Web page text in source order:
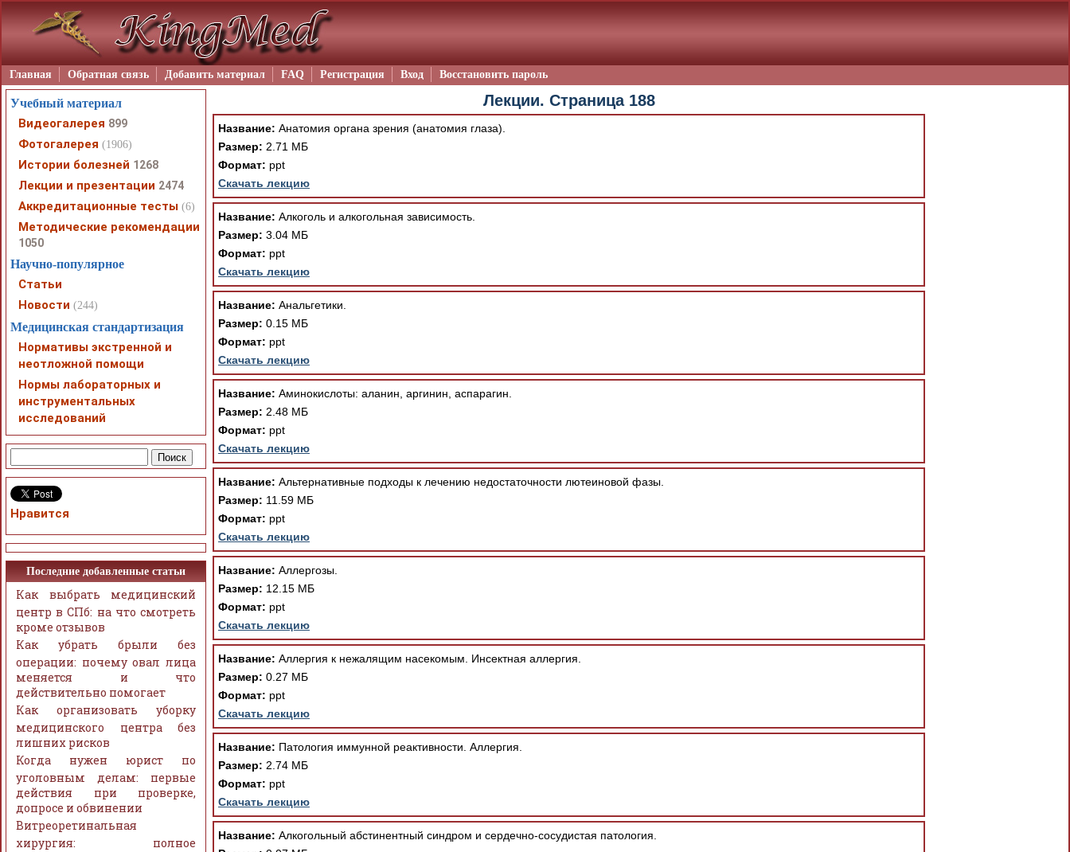
Главная Обратная связь Добавить материал FAQ Регистрация Вход Восстановить пароль
Лекции. Страница 188
Название: Анатомия органа зрения (анатомия глаза).
Размер: 2.71 МБ
Формат: ppt
Скачать лекцию
Название: Алкоголь и алкогольная зависимость.
Размер: 3.04 МБ
Формат: ppt
Скачать лекцию
Название: Анальгетики.
Размер: 0.15 МБ
Формат: ppt
Скачать лекцию
Название: Аминокислоты: аланин, аргинин, аспарагин.
Размер: 2.48 МБ
Формат: ppt
Скачать лекцию
Название: Альтернативные подходы к лечению недостаточности лютеиновой фазы.
Размер: 11.59 МБ
Формат: ppt
Скачать лекцию
Название: Аллергозы.
Размер: 12.15 МБ
Формат: ppt
Скачать лекцию
Название: Аллергия к нежалящим насекомым. Инсектная аллергия.
Размер: 0.27 МБ
Формат: ppt
Скачать лекцию
Название: Патология иммунной реактивности. Аллергия.
Размер: 2.74 МБ
Формат: ppt
Скачать лекцию
Название: Алкогольный абстинентный синдром и сердечно-сосудистая патология.
Учебный материал
Видеогалерея 899
Фотогалерея (1906)
Истории болезней 1268
Лекции и презентации 2474
Аккредитационные тесты (6)
Методические рекомендации
1050
Научно-популярное
Статьи
Новости (244)
Медицинская стандартизация
Нормативы экстренной и
неотложной помощи
Нормы лабораторных и
инструментальных
исследований
Нравится
Последние добавленные статьи
Как выбрать медицинский
центр в СПб: на что смотреть
кроме отзывов
Как убрать брыли без
операции: почему овал лица
меняется и что
действительно помогает
Как организовать уборку
медицинского центра без
лишних рисков
Когда нужен юрист по
уголовным делам: первые
действия при проверке,
допросе и обвинении
Витреоретинальная
хирургия: полное